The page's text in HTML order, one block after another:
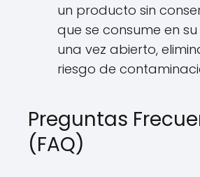
un producto sin
que se consume en
una vez abierto,
riesgo de
Preguntas
(FAQ)